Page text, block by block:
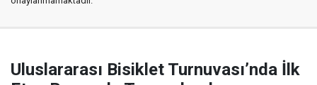
Uluslararası Bisiklet Turnuvası’nda İlk